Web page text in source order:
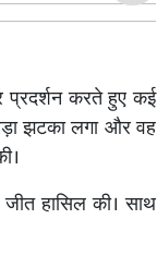
प्रदर्शन करते हुए कई
झटका लगा और वह
जीत हासिल की। साथ